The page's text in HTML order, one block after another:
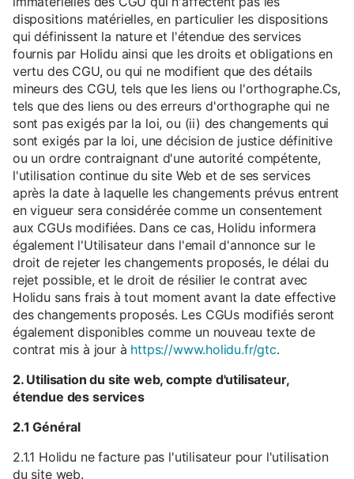
dispositions matérielles, en particulier les dispositions
qui définissent la nature et l'étendue des services
fournis par Holidu ainsi que les droits et obligations en
vertu des CGU, ou qui ne modifient que des détails
mineurs des CGU, tels que les liens ou l'orthographe.Cs,
tels que des liens ou des erreurs d'orthographe qui ne
sont pas exigés par la loi, ou (ii) des changements qui
sont exigés par la loi, une décision de justice définitive
ou un ordre contraignant d'une autorité compétente,
l'utilisation continue du site Web et de ses services
après la date à laquelle les changements prévus entrent
en vigueur sera considérée comme un consentement
aux CGUs modifiées. Dans ce cas, Holidu informera
également l'Utilisateur dans l'email d'annonce sur le
droit de rejeter les changements proposés, le délai du
rejet possible, et le droit de résilier le contrat avec
Holidu sans frais à tout moment avant la date effective
des changements proposés. Les CGUs modifiés seront
également disponibles comme un nouveau texte de
contrat mis à jour à https://www.holidu.fr/gtc.
2. Utilisation du site web, compte d'utilisateur,
étendue des services
2.1 Général
2.1.1 Holidu ne facture pas l'utilisateur pour l'utilisation
du site web.